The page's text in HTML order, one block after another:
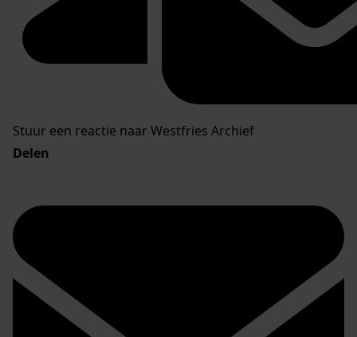
Stuur een reactie naar Westfries Archief
Delen